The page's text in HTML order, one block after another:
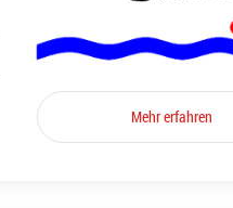
Mehr erfahren